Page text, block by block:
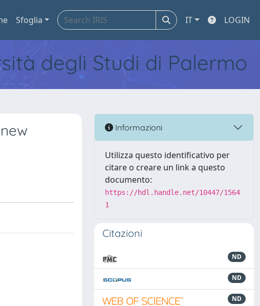
Sfoglia IT LOGIN
degli Studi di Palermo
Informazioni
Utilizza questo identificativo per
citare o creare un link a questo
documento:
https://hdl.handle.net/10447/1564
1
Citazioni
ND
ND
ND